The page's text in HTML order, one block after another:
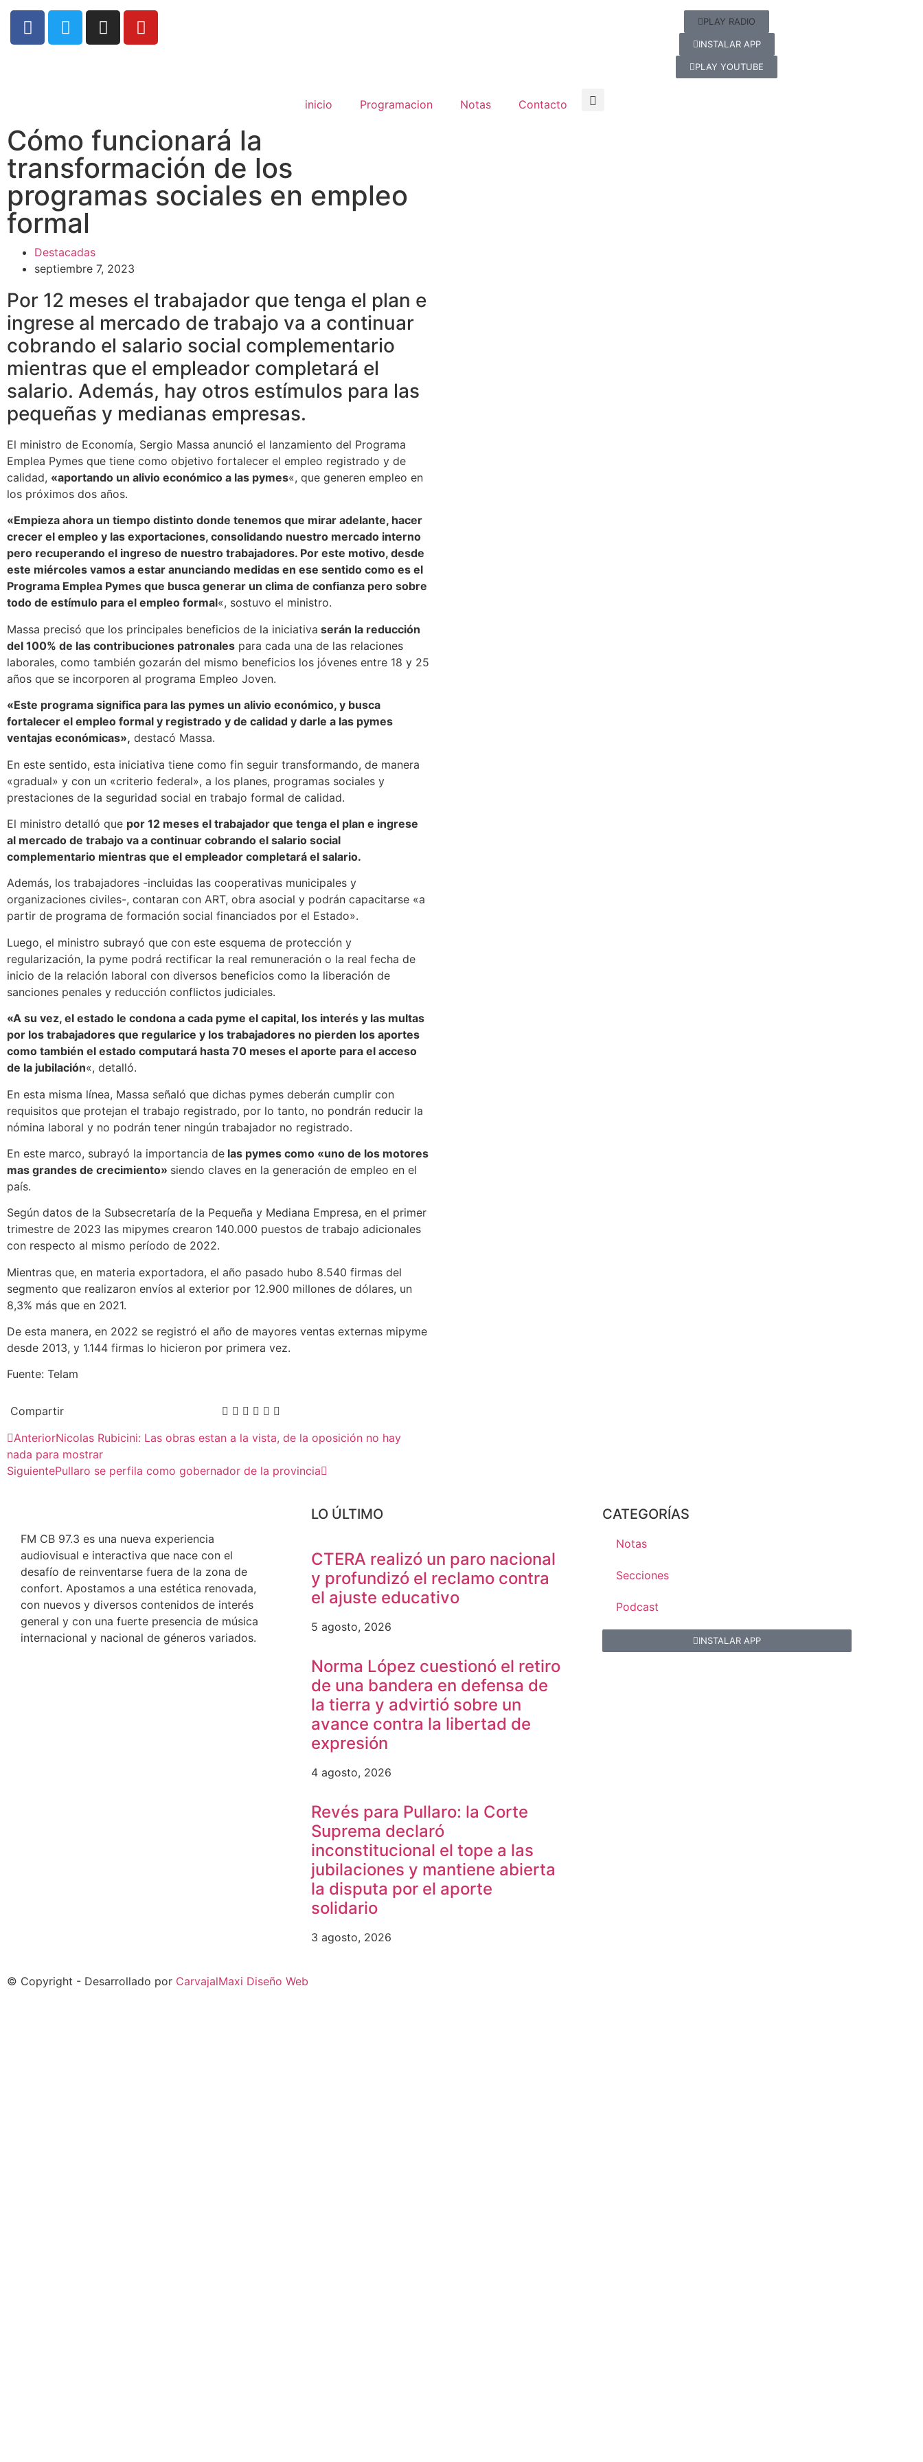
PLAY RADIO
INSTALAR APP
PLAY YOUTUBE
inicio Programacion Notas Contacto
Cómo funcionará la
transformación de los
programas sociales en empleo
formal
Destacadas
septiembre 7, 2023
Por 12 meses el trabajador que tenga el plan e
ingrese al mercado de trabajo va a continuar
cobrando el salario social complementario
mientras que el empleador completará el
salario. Además, hay otros estímulos para las
pequeñas y medianas empresas.
El ministro de Economía, Sergio Massa anunció el lanzamiento del Programa
Emplea Pymes que tiene como objetivo fortalecer el empleo registrado y de
calidad, «aportando un alivio económico a las pymes«, que generen empleo en
los próximos dos años.
«Empieza ahora un tiempo distinto donde tenemos que mirar adelante, hacer
crecer el empleo y las exportaciones, consolidando nuestro mercado interno
pero recuperando el ingreso de nuestro trabajadores. Por este motivo, desde
este miércoles vamos a estar anunciando medidas en ese sentido como es el
Programa Emplea Pymes que busca generar un clima de confianza pero sobre
todo de estímulo para el empleo formal«, sostuvo el ministro.
Massa precisó que los principales beneficios de la iniciativa serán la reducción
del 100% de las contribuciones patronales para cada una de las relaciones
laborales, como también gozarán del mismo beneficios los jóvenes entre 18 y 25
años que se incorporen al programa Empleo Joven.
«Este programa significa para las pymes un alivio económico, y busca
fortalecer el empleo formal y registrado y de calidad y darle a las pymes
ventajas económicas», destacó Massa.
En este sentido, esta iniciativa tiene como fin seguir transformando, de manera
«gradual» y con un «criterio federal», a los planes, programas sociales y
prestaciones de la seguridad social en trabajo formal de calidad.
El ministro detalló que por 12 meses el trabajador que tenga el plan e ingrese
al mercado de trabajo va a continuar cobrando el salario social
complementario mientras que el empleador completará el salario.
Además, los trabajadores -incluidas las cooperativas municipales y
organizaciones civiles-, contaran con ART, obra asocial y podrán capacitarse «a
partir de programa de formación social financiados por el Estado».
Luego, el ministro subrayó que con este esquema de protección y
regularización, la pyme podrá rectificar la real remuneración o la real fecha de
inicio de la relación laboral con diversos beneficios como la liberación de
sanciones penales y reducción conflictos judiciales.
«A su vez, el estado le condona a cada pyme el capital, los interés y las multas
por los trabajadores que regularice y los trabajadores no pierden los aportes
como también el estado computará hasta 70 meses el aporte para el acceso
de la jubilación«, detalló.
En esta misma línea, Massa señaló que dichas pymes deberán cumplir con
requisitos que protejan el trabajo registrado, por lo tanto, no pondrán reducir la
nómina laboral y no podrán tener ningún trabajador no registrado.
En este marco, subrayó la importancia de las pymes como «uno de los motores
mas grandes de crecimiento» siendo claves en la generación de empleo en el
país.
Según datos de la Subsecretaría de la Pequeña y Mediana Empresa, en el primer
trimestre de 2023 las mipymes crearon 140.000 puestos de trabajo adicionales
con respecto al mismo período de 2022.
Mientras que, en materia exportadora, el año pasado hubo 8.540 firmas del
segmento que realizaron envíos al exterior por 12.900 millones de dólares, un
8,3% más que en 2021.
De esta manera, en 2022 se registró el año de mayores ventas externas mipyme
desde 2013, y 1.144 firmas lo hicieron por primera vez.
Fuente: Telam
Compartir
AnteriorNicolas Rubicini: Las obras estan a la vista, de la oposición no hay
nada para mostrar
SiguientePullaro se perfila como gobernador de la provincia
FM CB 97.3 es una nueva experiencia
audiovisual e interactiva que nace con el
desafío de reinventarse fuera de la zona de
confort. Apostamos a una estética renovada,
con nuevos y diversos contenidos de interés
general y con una fuerte presencia de música
internacional y nacional de géneros variados.
LO ÚLTIMO
CTERA realizó un paro nacional
y profundizó el reclamo contra
el ajuste educativo
5 agosto, 2026
Norma López cuestionó el retiro
de una bandera en defensa de
la tierra y advirtió sobre un
avance contra la libertad de
expresión
4 agosto, 2026
Revés para Pullaro: la Corte
Suprema declaró
inconstitucional el tope a las
jubilaciones y mantiene abierta
la disputa por el aporte
solidario
3 agosto, 2026
CATEGORÍAS
Notas
Secciones
Podcast
INSTALAR APP
© Copyright - Desarrollado por CarvajalMaxi Diseño Web